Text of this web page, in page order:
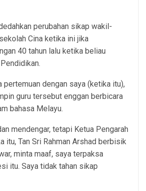
perubahan sikap wakil-
Cina ketika ini jika
40 tahun lalu ketika beliau
pertemuan dengan saya (ketika itu),
guru tersebut enggan berbicara
bahasa Melayu.
mendengar, tetapi Ketua Pengarah
itu, Tan Sri Rahman Arshad berbisik
minta maaf, saya terpaksa
itu. Saya tidak tahan sikap